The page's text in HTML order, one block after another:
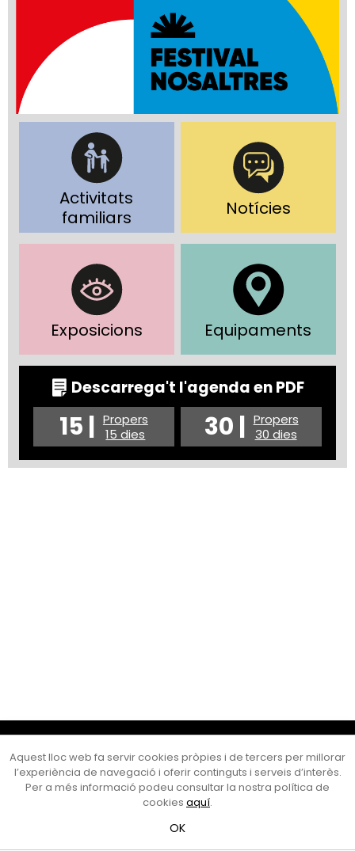
Activitats
familiars
Notícies
Exposicions Equipaments
Descarrega't l'agenda en PDF
15 | Propers
15 dies
30 | Propers
30 dies
Cultura Mataró
Ajuntament de Mataró
C. de Sant Josep, 9 (Mataró, 08302)
Horari d'obertura: dilluns, dimecres i divendres de 10 a 13 h.
al telèfon al 93 758 23 61
Bústia ciutadana
Aquest lloc web fa servir cookies pròpies i de tercers per millorar
l’experiència de navegació i oferir continguts i serveis d’interès.
Per a més informació podeu consultar la nostra política de
cookies aquí.
OK